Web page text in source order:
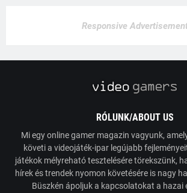
Responsive
RÓLUNK/ABOUT US
Mi egy online gamer magazin vagyunk,
követi a videojáték-ipar legújabb
játékok mélyreható tesztelésére törekszünk,
hírek és trendek nyomon követésére is nagy
Büszkén ápoljuk a kapcsolatokat a hazai